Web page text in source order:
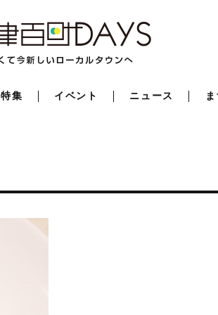
特集 イベント ニュース